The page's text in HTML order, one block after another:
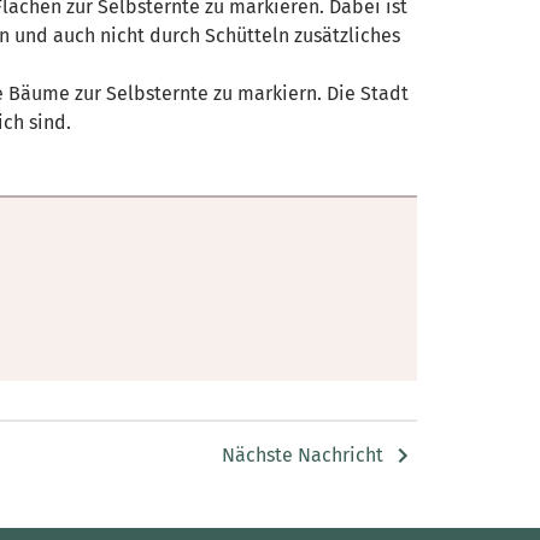
zur Selbsternte zu markieren. Dabei ist
und auch nicht durch Schütteln zusätzliches
zur Selbsternte zu markiern. Die Stadt
sind.
Nächste Nachricht